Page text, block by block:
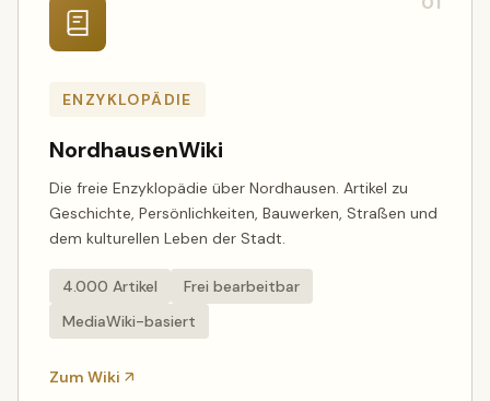
ENZYKLOPÄDIE
NordhausenWiki
Die freie Enzyklopädie über Nordhausen. Artikel zu
Geschichte, Persönlichkeiten, Bauwerken, Straßen und
dem kulturellen Leben der Stadt.
4.000 Artikel
Frei bearbeitbar
MediaWiki-basiert
Zum Wiki